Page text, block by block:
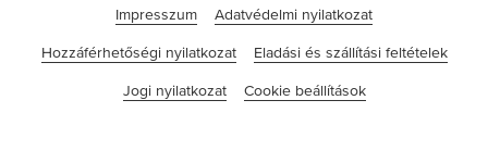
Impresszum Adatvédelmi nyilatkozat
Hozzáférhetőségi nyilatkozat Eladási és szállítási feltételek
Jogi nyilatkozat Cookie beállítások